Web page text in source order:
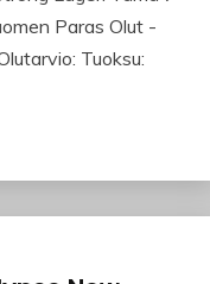
Paras Olut -
Tuoksu: